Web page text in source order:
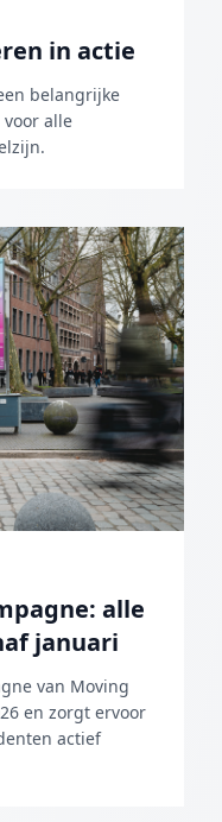
in actie
belangrijke
alle
alle
januari
van Moving
en zorgt ervoor
actief